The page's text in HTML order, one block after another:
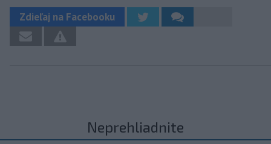
Zdieľaj na Facebooku
Neprehliadnite